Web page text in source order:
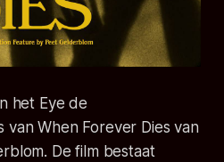
het Eye de
vanWhen Forever Dies van
De film bestaat